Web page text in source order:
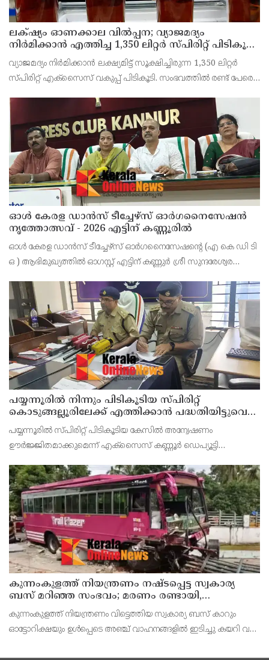
ലക്‌ഷ്യം ഓണക്കാല വിൽപ്പന; വ്യാജമദ്യം
നിർമിക്കാൻ എത്തിച്ച 1,350 ലിറ്റർ സ്പിരിറ്റ് പിടികൂടി;
രണ്ട് പേർ അറസ്റ്റിൽ
വ്യാജമദ്യം നിർമിക്കാൻ ലക്ഷ്യമിട്ട് സൂക്ഷിച്ചിരുന്ന 1,350 ലിറ്റർ
സ്പിരിറ്റ് എക്സൈസ് വകുപ്പ് പിടികൂടി. സംഭവത്തിൽ രണ്ട് പേരെ
കോട്ടക്കുളങ്ങരയിലെ ഹോളോബ്രിക
ഓൾ കേരള ഡാൻസ് ടീച്ചേഴ്സ് ഓർഗനൈസേഷൻ
നൃത്തോത്സവ് - 2026 എട്ടിന് കണ്ണൂരിൽ
ഓൾ കേരള ഡാൻസ് ടീച്ചേഴ്സ് ഓർഗനൈസേഷൻ്റെ (എ കെ ഡി ടി
ഒ ) ആഭിമുഖ്യത്തിൽ ഓഗസ്റ്റ് എട്ടിന് കണ്ണുർ ശ്രീ സുന്ദരേശ്വര
സംഘാടകർ കണ്ണൂർ പ്രസ് ക്ളബ്ബിൽ വാർത്താ സമ
പയ്യന്നൂരിൽ നിന്നും പിടികൂടിയ സ്പിരിറ്റ്
കൊടുങ്ങല്ലൂരിലേക്ക് എത്തിക്കാൻ പദ്ധതിയിട്ടുവെന്ന്
എക്സൈസ് ഡെപ്യൂട്ടി കമ്മിഷണർ
പയ്യന്നൂരിൽ സ്പിരിറ്റ് പിടികൂടിയ കേസിൽ അന്വേഷണം
ഊർജ്ജിതമാക്കുമെന്ന് എക്സൈസ് കണ്ണൂർ ഡെപ്യൂട്ടി
കമ്മീഷണർ പി. സജിത്ത് കുമാർ എന്നിവർ കണ്ണൂരിൽവാർത്താ
സമ്മേളനത്
കുന്നംകുളത്ത് നിയന്ത്രണം നഷ്ടപ്പെട്ട സ്വകാര്യ
ബസ് മറിഞ്ഞ സംഭവം; മരണം രണ്ടായി,
എട്ടുപേർക്ക് പരിക്ക്
കുന്നംകുളത്ത് നിയന്ത്രണം വിട്ടെത്തിയ സ്വകാര്യ ബസ് കാറും
ഓട്ടോറിക്ഷയും ഉൾപ്പെടെ അഞ്ച് വാഹനങ്ങളിൽ ഇടിച്ചു കയറി വൻ